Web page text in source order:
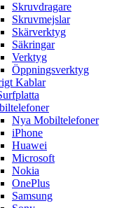
Skruvdragare
Skruvmejslar
Skärverktyg
Säkringar
Verktyg
Öppningsverktyg
Kablar
Nya Mobiltelefoner
iPhone
Huawei
Microsoft
Nokia
OnePlus
Samsung